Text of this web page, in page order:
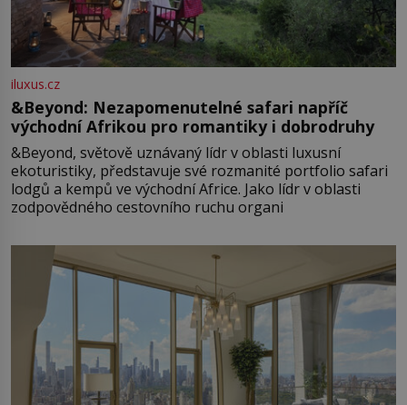
iluxus.cz
&Beyond: Nezapomenutelné safari napříč
východní Afrikou pro romantiky i dobrodruhy
&Beyond, světově uznávaný lídr v oblasti luxusní
ekoturistiky, představuje své rozmanité portfolio safari
lodgů a kempů ve východní Africe. Jako lídr v oblasti
zodpovědného cestovního ruchu organi